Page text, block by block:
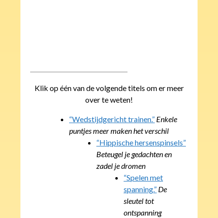
Klik op één van de volgende titels om er meer
over te weten!
“Wedstijdgericht trainen.” Enkele
puntjes meer maken het verschil
“Hippische hersenspinsels”
Beteugel je gedachten en
zadel je dromen
“Spelen met
spanning.” De
sleutel tot
ontspanning